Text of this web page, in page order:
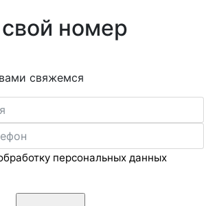
номер
свяжемся
персональных данных